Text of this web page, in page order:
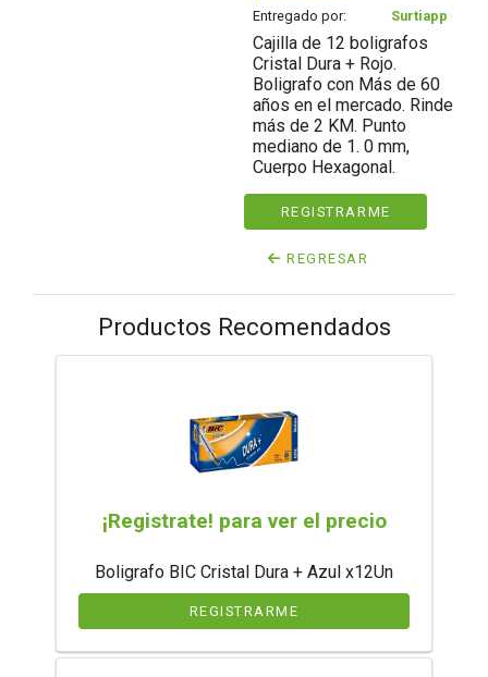
Entregado por: Surtiapp
Cajilla de 12 boligrafos
Cristal Dura + Rojo.
Boligrafo con Más de 60
años en el mercado. Rinde
más de 2 KM. Punto
mediano de 1. 0 mm,
Cuerpo Hexagonal.
REGISTRARME
REGRESAR
Productos Recomendados
¡Registrate! para ver el precio
Boligrafo BIC Cristal Dura + Azul x12Un
REGISTRARME